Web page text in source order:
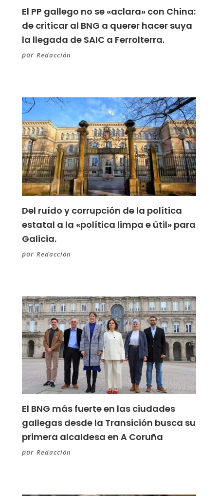
El PP gallego no se «aclara» con China:
de criticar al BNG a querer hacer suya
la llegada de SAIC a Ferrolterra.
por Redacción
Del ruído y corrupción de la política
estatal a la «política limpa e útil» para
Galicia.
por Redacción
El BNG más fuerte en las ciudades
gallegas desde la Transición busca su
primera alcaldesa en A Coruña
por Redacción